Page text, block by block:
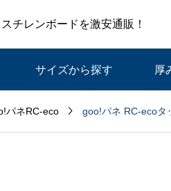
スチレンボードを激安通販！
サイズから探す 厚
パネRC-eco  goo!パネ RC-ecoタ